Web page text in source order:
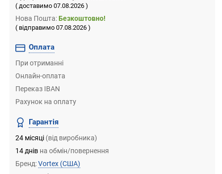
( доставимо 07.08.2026 )
Нова Пошта:Безкоштовно!
( відправимо 07.08.2026 )
Оплата
При отриманні
Онлайн-оплата
Переказ IBAN
Рахунок на оплату
Гарантія
24 місяці (від виробника)
14 днів на обмін/повернення
Бренд:Vortex (США)